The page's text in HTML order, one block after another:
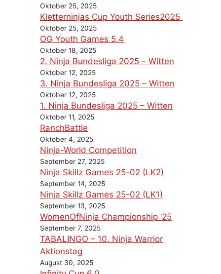
Oktober 25, 2025
Kletterninjas Cup Youth Series2025
Oktober 25, 2025
OG Youth Games 5.4
Oktober 18, 2025
2. Ninja Bundesliga 2025 – Witten
Oktober 12, 2025
3. Ninja Bundesliga 2025 – Witten
Oktober 12, 2025
1. Ninja Bundesliga 2025 – Witten
Oktober 11, 2025
RanchBattle
Oktober 4, 2025
Ninja-World Competition
September 27, 2025
Ninja Skillz Games 25-02 (LK2)
September 14, 2025
Ninja Skillz Games 25-02 (LK1)
September 13, 2025
WomenOfNinja Championship ’25
September 7, 2025
TABALINGO – 10. Ninja Warrior
Aktionstag
August 30, 2025